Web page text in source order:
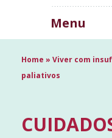
Menu
Home » Viver com
paliativos